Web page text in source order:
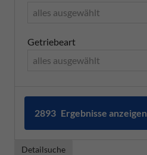
alles ausgewählt
Getriebeart
alles ausgewählt
2893 Ergebnisse anzeigen
Detailsuche